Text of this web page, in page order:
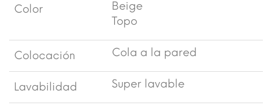
Color
Beige
Topo
Colocación Cola a la pared
Lavabilidad Super lavable